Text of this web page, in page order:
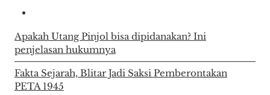
Apakah Utang Pinjol bisa dipidanakan? Ini
penjelasan hukumnya
Fakta Sejarah, Blitar Jadi Saksi Pemberontakan
PETA 1945